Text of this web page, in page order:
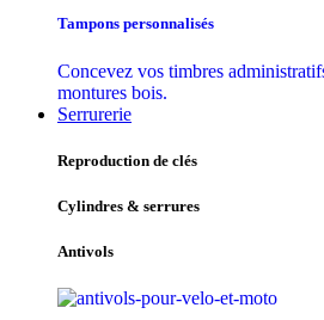
Tampons personnalisés
Concevez vos timbres
montures bois.
Serrurerie
Reproduction de clés
Cylindres & serrures
Antivols